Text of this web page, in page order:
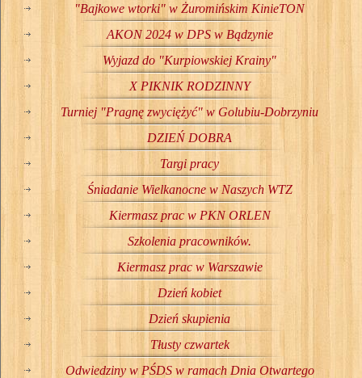
"Bajkowe wtorki" w Żuromińskim KinieTON
AKON 2024 w DPS w Bądzynie
Wyjazd do "Kurpiowskiej Krainy"
X PIKNIK RODZINNY
Turniej "Pragnę zwyciężyć" w Golubiu-Dobrzyniu
DZIEŃ DOBRA
Targi pracy
Śniadanie Wielkanocne w Naszych WTZ
Kiermasz prac w PKN ORLEN
Szkolenia pracowników.
Kiermasz prac w Warszawie
Dzień kobiet
Dzień skupienia
Tłusty czwartek
Odwiedziny w PŚDS w ramach Dnia Otwartego